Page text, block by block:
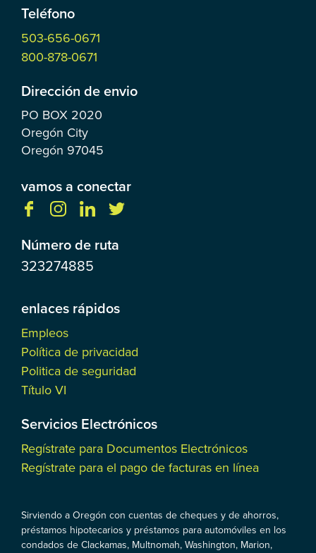
Teléfono
503-656-0671
800-878-0671
Dirección de envio
PO BOX 2020
Oregón City
Oregón 97045
vamos a conectar
Número de ruta
323274885
enlaces rápidos
Empleos
Política de privacidad
Politica de seguridad
Título VI
Servicios Electrónicos
Regístrate para Documentos Electrónicos
Regístrate para el pago de facturas en línea
Sirviendo a Oregón con cuentas de cheques y de ahorros,
préstamos hipotecarios y préstamos para automóviles en los
condados de Clackamas, Multnomah, Washington, Marion,